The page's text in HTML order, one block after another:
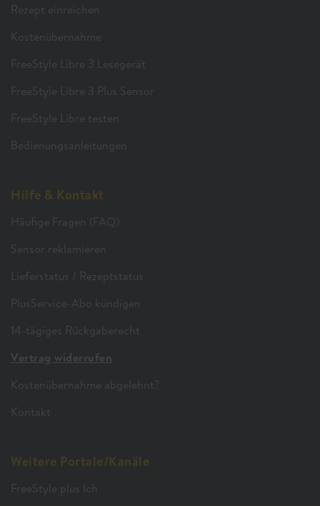
Rezept einreichen
Kostenübernahme
FreeStyle Libre 3 Lesegerät
FreeStyle Libre 3 Plus Sensor
FreeStyle Libre testen
Bedienungsanleitungen
Hilfe & Kontakt
Häufige Fragen (FAQ)
Sensor reklamieren
Lieferstatus / Rezeptstatus
PlusService-Abo kündigen
14-tägiges Rückgaberecht
Vertrag widerrufen
Kostenübernahme abgelehnt?
Kontakt
Weitere Portale/Kanäle
FreeStyle plus Ich